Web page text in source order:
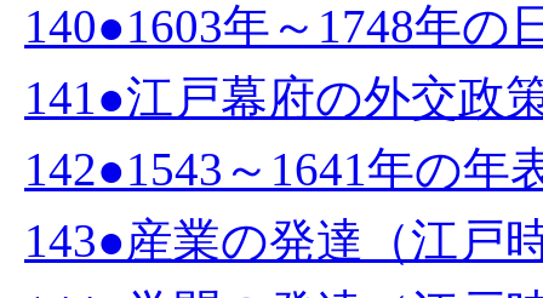
140●1603年～1748年の
141●江戸幕府の外交政
142●1543～1641年の年
143●産業の発達（江戸